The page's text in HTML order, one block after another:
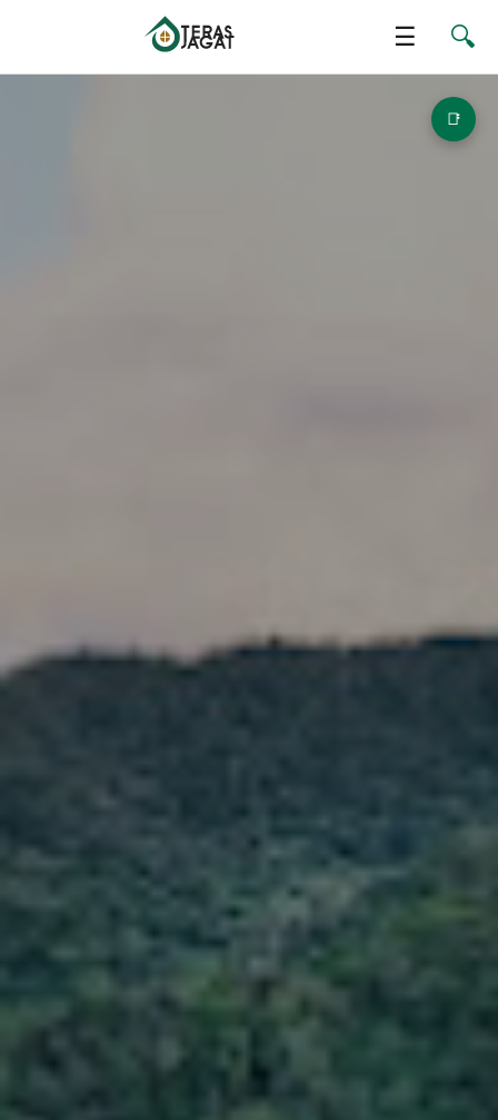
☰ 🔍
📑